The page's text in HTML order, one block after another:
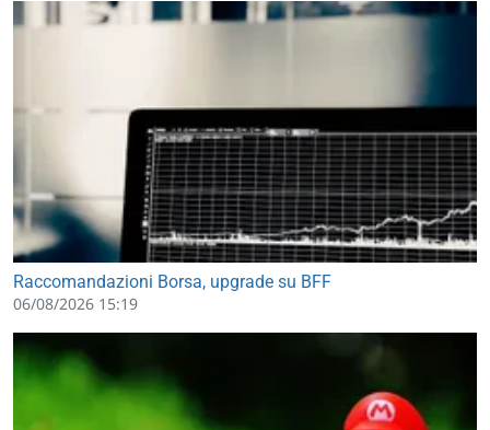
Raccomandazioni Borsa, upgrade su BFF
06/08/2026 15:19